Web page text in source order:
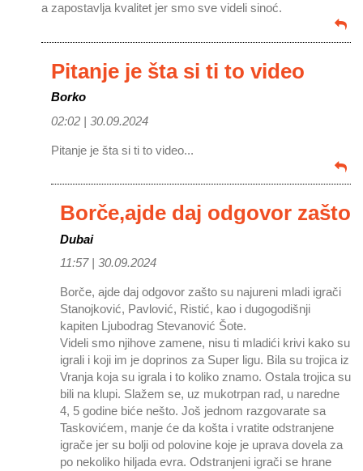
a zapostavlja kvalitet jer smo sve videli sinoć.
Pitanje je šta si ti to video
Borko
02:02 | 30.09.2024
Pitanje je šta si ti to video...
Borče,ajde daj odgovor zašto
Dubai
11:57 |30.09.2024
Borče, ajde daj odgovor zašto su najureni mladi igrači
Stanojković, Pavlović, Ristić, kao i dugogodišnji
kapiten Ljubodrag Stevanović Šote.
Videli smo njihove zamene, nisu ti mladići krivi kako su
igrali i koji im je doprinos za Super ligu. Bila su trojica iz
Vranja koja su igrala i to koliko znamo. Ostala trojica su
bili na klupi. Slažem se, uz mukotrpan rad, u naredne
4, 5 godine biće nešto. Još jednom razgovarate sa
Taskovićem, manje će da košta i vratite odstranjene
igrače jer su bolji od polovine koje je uprava dovela za
po nekoliko hiljada evra. Odstranjeni igrači se hrane